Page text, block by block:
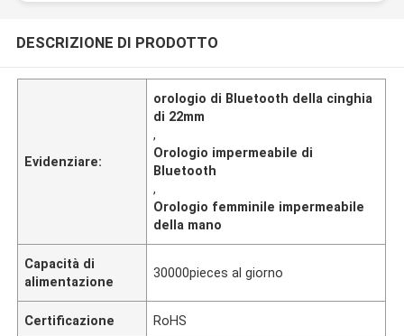
DESCRIZIONE DI PRODOTTO
Evidenziare:
orologio di Bluetooth della cinghia
di 22mm
,
Orologio impermeabile di
Bluetooth
,
Orologio femminile impermeabile
della mano
Capacità di
alimentazione
30000pieces al giorno
Certificazione RoHS